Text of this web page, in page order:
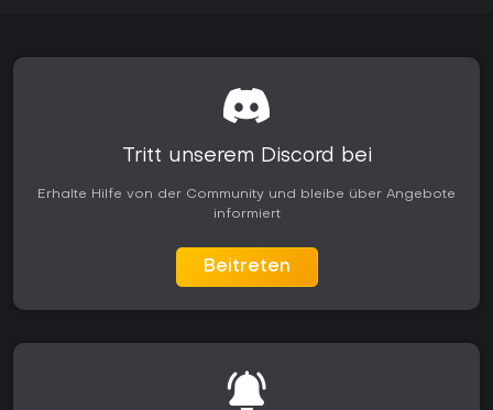
Tritt unserem Discord bei
Erhalte Hilfe von der Community und bleibe über Angebote
informiert
Beitreten